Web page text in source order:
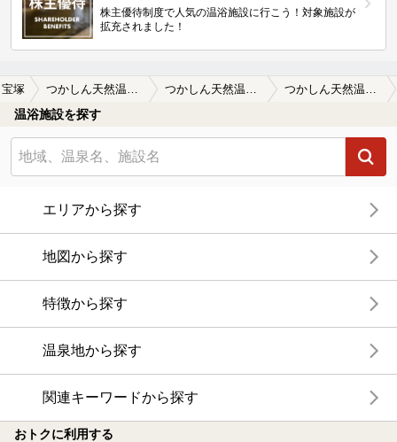
株主優待制度で人気の温浴施設に行こう！対象施設が
拡充されました！
宝塚
温浴施設を探す
エリアから探す
地図から探す
特徴から探す
温泉地から探す
関連キーワードから探す
おトクに利用する